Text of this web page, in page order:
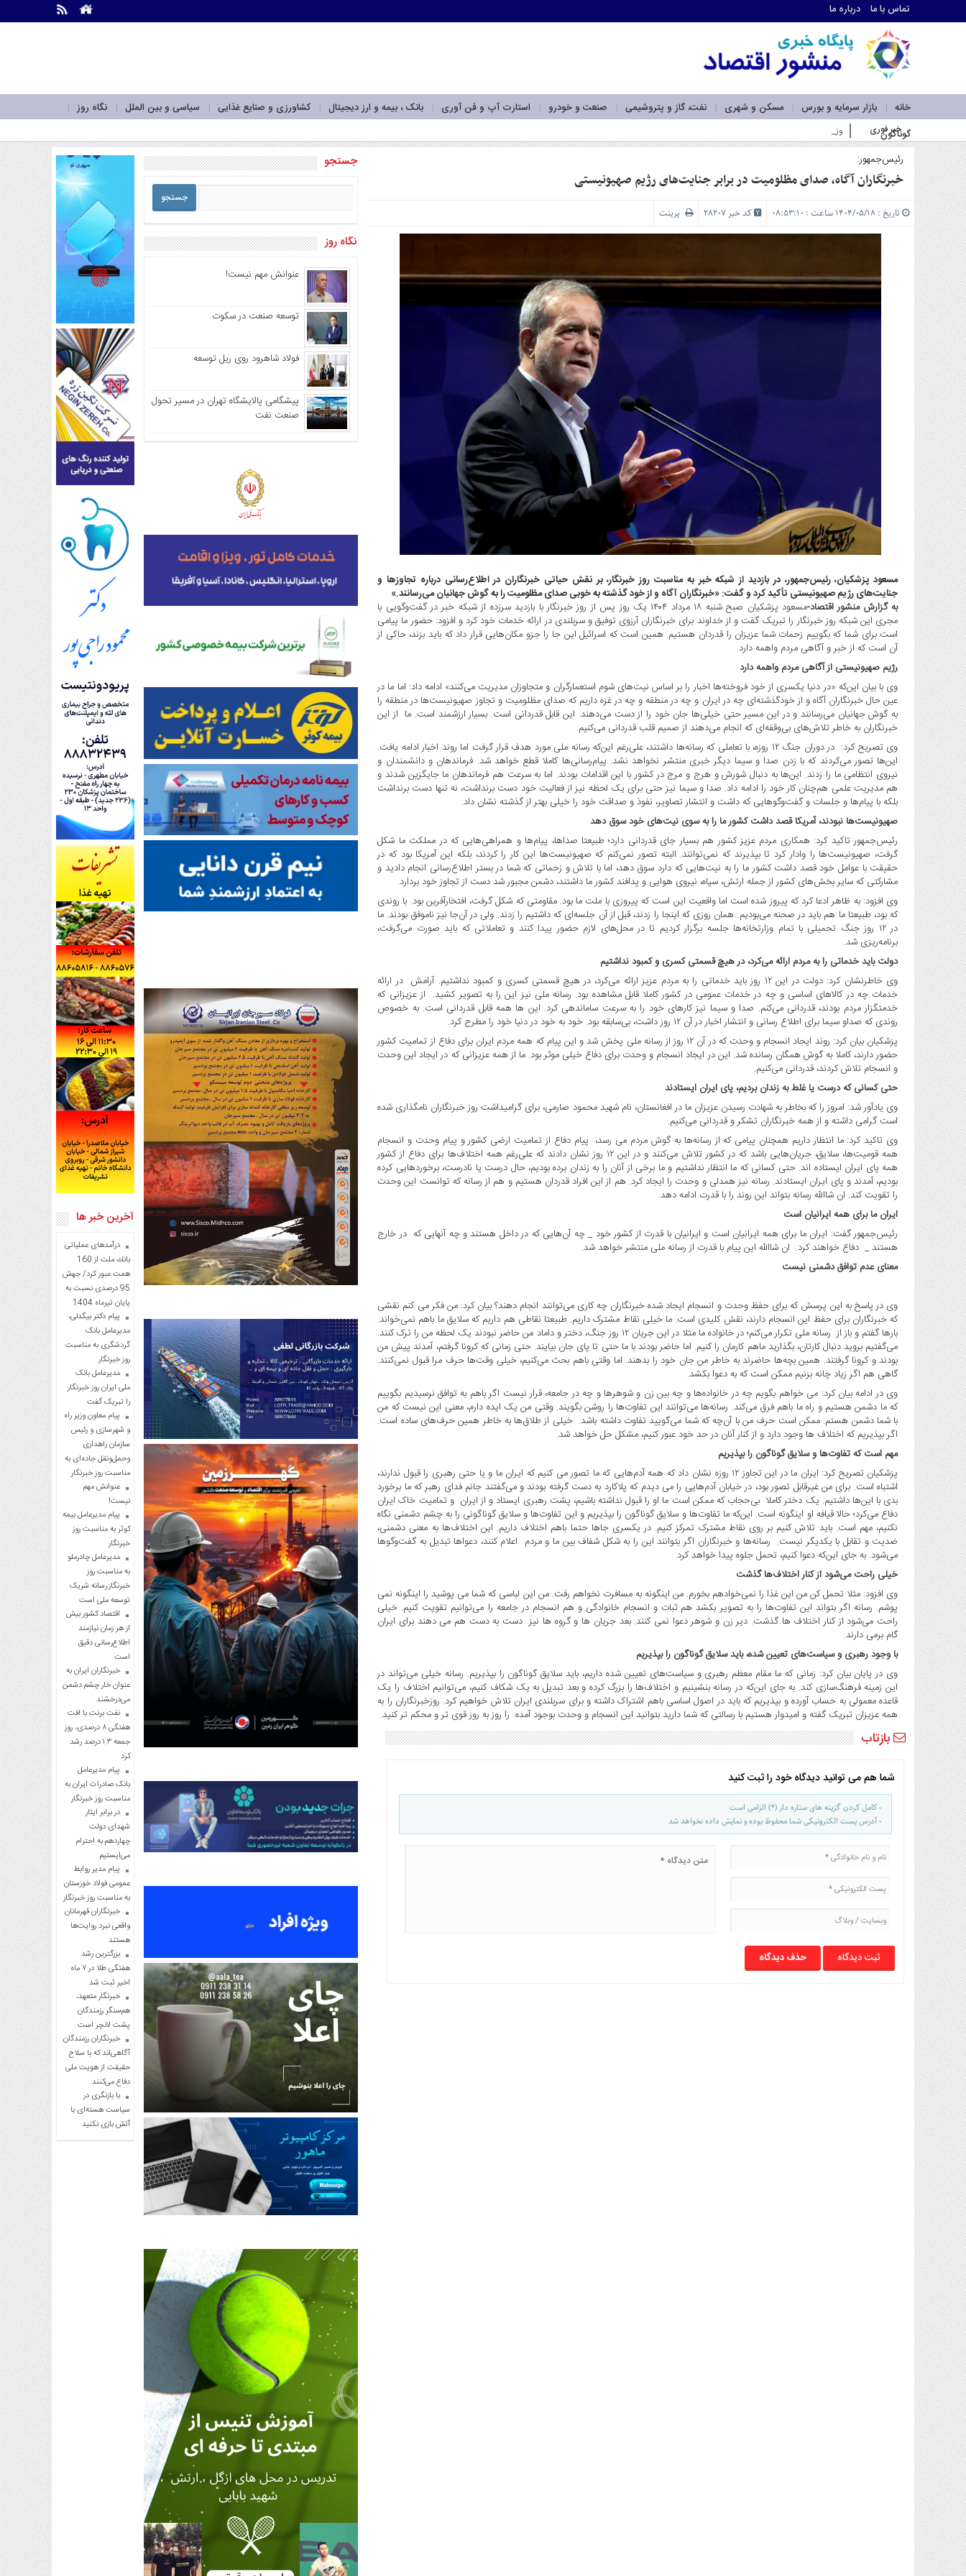
تماس با ما درباره ما
خانه بازار سرمایه و بورس مسکن و شهری نفت، گاز و پتروشیمی صنعت و خودرو استارت آپ و فن آوری بانک ، بیمه و ارز دیجیتال کشاورزی و صنایع غذایی سیاسی و بین الملل
نگاه روز
گوناگون
ما
درباره
سرویس
ها
خانه
بازار
سرمایه
و
بورس
مسکن
و
شهری
نفت،
گاز
و
پتروشیمی
صنعت
و
خودرو
استارت
آپ
و
فن
آوری
بانک
،
بیمه
و
ارز
دیجیتال
کشاورزی
و
صنایع
غذایی
سیاسی
و
بین
الملل
نگاه
روز
گوناگون
خبر فوری وزیر صمت بر گسترش همکاری‌های اقتصادی تهران و اسلام‌آباد تأکید کرد _
رئیس‌جمهور:
خبرنگاران آگاه، صدای مظلومیت در برابر جنایت‌های رژیم صهیونیستی
تاریخ : ۱۴۰۴/۰۵/۱۸ ساعت : ۰۸:۵۳:۱۰ کد خبر 28207 پرینت
مسعود پزشکیان، رئیس‌جمهور، در بازدید از شبکه خبر به مناسبت روز خبرنگار، بر نقش حیاتی خبرنگاران در اطلاع‌رسانی درباره تجاوزها و
جنایت‌های رژیم صهیونیستی تأکید کرد و گفت: «خبرنگاران آگاه و از خود گذشته به خوبی صدای مظلومیت را به گوش جهانیان می‌رسانند.»
به گزارش منشور اقتصاد-
مسعود پزشکیان صبح شنبه ۱۸ مرداد ۱۴۰۴ یک روز پس از روز خبرنگار با بازدید سرزده از شبکه خبر در گفت‌وگویی با
مجری این شبکه روز خبرنگار را تبریک گفت و از خداوند برای خبرنگاران آرزوی توفیق و سربلندی در ارائه خدمات خود کرد و افزود: حضور ما پیامی
است برای شما که بگوییم زحمات شما عزیزان را قدردان هستیم. همین است که اسرائیل این جا را جزو مکان‌هایی قرار داد که باید بزند، حاکی از
آن است که از خبر و آگاهی مردم واهمه دارد.
رژیم صهیونیستی از آگاهی مردم واهمه دارد
وی با بیان این‌که «در دنیا یکسری از خود فروخته‌ها اخبار را بر اساس نیت‌های شوم استعمارگران و متجاوزان مدیریت می‌کنند» ادامه داد: اما ما در
عین حال خبرنگاران آگاه و از خودگذشته‌ای چه در ایران و چه در منطقه و چه در غزه داریم که صدای مظلومیت و تجاوز صهیونیست‌ها در منطقه را
به گوش جهانیان می‌رسانند و در این مسیر حتی خیلی‌ها جان خود را از دست می‌دهند. این قابل قدردانی است. بسیار ارزشمند است. ما از این
خبرنگاران به خاطر تلاش‌های بی‌وقفه‌ای که انجام می‌دهند از صمیم قلب قدردانی می‌کنیم.
وی تصریح کرد: در دوران جنگ ۱۲ روزه، با تعاملی که رسانه‌ها داشتند، علی‌رغم این‌که رسانه ملی مورد هدف قرار گرفت اما روند اخبار ادامه یافت.
این‌ها تصور می‌کردند که با زدن صدا و سیما دیگر خبری منتشر نخواهد نشد. پیام‌رسانی‌ها کاملا قطع خواهد شد. فرماندهان و دانشمندان و
نیروی انتظامی ما را زدند. این‌ها به دنبال شورش و هرج و مرج در کشور با این اقدامات بودند. اما به سرعت هم فرماندهان ما جایگزین شدند و
هم مدیریت علمی هم‌چنان کار خود را ادامه داد. صدا و سیما نیز حتی برای یک لحظه نیز از فعالیت خود دست برنداشت، نه تنها دست برنداشت
بلکه با پیام‌ها و جلسات و گفت‌وگوهایی که داشت و انتشار تصاویر، نفوذ و صداقت خود را خیلی بهتر از گذشته نشان داد.
صهیونیست‌ها نبودند، آمریکا قصد داشت کشور ما را به سوی نیت‌های خود سوق دهد
رئیس‌جمهور تاکید کرد: همکاری مردم عزیز کشور هم بسیار جای قدردانی دارد؛ طبیعتا صداها، پیام‌ها و همراهی‌هایی که در مملکت ما شکل
گرفت، صهیونیست‌ها را وادار کرد تا بپذیرند که نمی‌توانند. البته تصور نمی‌کنم که صهیونیست‌ها این کار را کردند، بلکه این آمریکا بود که در
حقیقت با عوامل خود قصد داشت کشور ما را به نیت‌هایی که دارد سوق دهد، اما با تلاش و زحماتی که شما در بستر اطلاع‌رسانی انجام دادید و
مشارکتی که سایر بخش‌های کشور از جمله ارتش، سپاه، نیروی هوایی و پدافند کشور ما داشتند، دشمن مجبور شد دست از تجاوز خود بردارد.
وی افزود: به ظاهر ادعا کرد که پیروز شده است اما واقعیت این است که پیروزی با ملت ما بود. مقاومتی که شکل گرفت، افتخارآفرین بود. با روندی
که بود، طبیعتا ما هم باید در صحنه می‌بودیم. همان روزی که اینجا را زدند، قبل از آن جلسه‌ای که داشتیم را زدند. ولی در آن‌جا نیز ناموفق بودند. ما
در ۱۲ روز جنگ تحمیلی با تمام وزارتخانه‌ها جلسه برگزار کردیم تا در محل‌های لازم حضور پیدا کنند و تعاملاتی که باید صورت می‌گرفت،
برنامه‌ریزی شد.
دولت باید خدماتی را به مردم ارائه می‌کرد، در هیچ قسمتی کسری و کمبود نداشتیم
وی خاطرنشان کرد: دولت در این ۱۲ روز باید خدماتی را به مردم عزیز ارائه می‌کرد، در هیچ قسمتی کسری و کمبود نداشتیم. آرامش در ارائه
خدمات چه در کالاهای اساسی و چه در خدمات عمومی در کشور کاملا قابل مشاهده بود. رسانه ملی نیز این را به تصویر کشید. از عزیزانی که
خدمتگزار مردم بودند، قدردانی می‌کنم. صدا و سیما نیز کارهای خود را به سرعت ساماندهی کرد. این ها همه قابل قدردانی است. به خصوص
روندی که صداو سیما برای اطلاع رسانی و انتشار اخبار در آن ۱۲ روز داشت، بی‌سابقه بود. خود به خود در دنیا خود را مطرح کرد.
پزشکیان بیان کرد: روند ایجاد انسجام و وحدت که در آن ۱۲ روز از رسانه ملی پخش شد و این پیام که همه مردم ایران برای دفاع از تمامیت کشور
حضور دارند، کاملا به گوش همگان رسانده شد. این در ایجاد انسجام و وحدت برای دفاع خیلی موثر بود. ما از همه عزیزانی که در ایجاد این وحدت
و انسجام تلاش کردند، قدردانی می‌کنیم.
حتی کسانی که درست یا غلط به زندان بردیم، پای ایران ایستادند
وی یادآور شد: امروز را که بخاطر به شهادت رسیدن عزیزان ما در افغانستان، نام شهید محمود صارمی، برای گرامیداشت روز خبرنگاران نامگذاری شده
است گرامی داشته و از همه خبرنگاران تشکر و قدردانی می‌کنیم.
وی تاکید کرد: ما انتظار داریم همچنان پیامی که از رسانه‌ها به گوش مردم می رسد، پیام دفاع از تمامیت ارضی کشور و پیام وحدت و انسجام
همه قومیت‌ها، سلایق، جریان‌هایی باشد که در کشور تلاش می‌کنند و در این ۱۲ روز نشان دادند که علی‌رغم همه اختلاف‌ها برای دفاع از کشور
همه پای ایران ایستاده اند. حتی کسانی که ما انتظار نداشتیم و ما برخی از آنان را به زندان برده بودیم، حال درست یا نادرست، برخوردهایی کرده
بودیم، آمدند و پای ایران ایستادند. رسانه نیز همدلی و وحدت را ایجاد کرد. هم از این افراد قدردان هستیم و هم از رسانه که توانست این وحدت
را تقویت کند. ان شاالله رسانه بتواند این روند را با قدرت ادامه دهد.
ایران ما برای همه ایرانیان است
رئیس‌جمهور گفت: ایران ما برای همه ایرانیان است و ایرانیان با قدرت از کشور خود _ چه آن‌هایی که در داخل هستند و چه آنهایی که در خارج
هستند _ دفاع خواهند کرد. ان شاالله این پیام با قدرت از رسانه ملی منتشر خواهد شد.
معنای عدم توافق دشمنی نیست
وی در پاسخ به این پرسش که برای حفظ وحدت و انسجام ایجاد شده خبرنگاران چه کاری می‌توانند انجام دهند؟ بیان کرد: من فکر می کنم نقشی
که خبرنگاران برای حفظ این انسجام دارند، نقش کلیدی است. ما خیلی نقاط مشترک داریم. طبیعتا نقاطی هم داریم که سلایق ما باهم نمی‌خواند.
بارها گفتم و باز از رسانه ملی تکرار می‌کنم؛ در خانواده ما مثلا در این جریان ۱۲ روز جنگ، دختر و داماد من حاضر نبودند یک لحظه من را ترک کنند.
می‌گفتیم بروید دنبال کارتان، بگذارید ماهم کارمان را کنیم. اما حاضر بودند با ما حتی تا پای جان بیایند. حتی زمانی که کرونا گرفتم، آمدند پیش من
بودند و کرونا گرفتند. همین بچه‌ها حاضرند به خاطر من جان خود را بدهند. اما وقتی باهم بحث می‌کنیم، خیلی وقت‌ها حرف مرا قبول نمی‌کنند.
گاهی هم اگر زیاد چانه بزنیم ممکن است که به دعوا بکشد.
وی در ادامه بیان کرد: می خواهم بگویم چه در خانواده‌ها و چه بین زن و شوهرها و چه در جامعه، قرار نیست اگر باهم به توافق نرسیدیم بگوییم
که ما دشمن هستیم و راه ما باهم فرق می‌کند. رسانه‌ها می‌توانند این تفاوت‌ها را روشن بگویند. وقتی من یک ایده دارم، معنی این نیست که من
با شما دشمن هستم. ممکن است حرف من با آن‌چه که شما می‌گویید تفاوت داشته باشد. خیلی از طلاق‌ها به خاطر همین حرف‌های ساده است.
اگر بپذیریم که اختلاف ها وجود دارد و از کنار آنان در حد خود عبور کنیم، مشکل حل خواهد شد.
مهم است که تفاوت‌ها و سلایق گوناگون را بپذیریم
پزشکیان تصریح کرد: ایران ما در این تجاوز ۱۲ روزه نشان داد که همه آدم‌هایی که ما تصور می کنیم که ایران ما و یا حتی رهبری را قبول ندارند،
اشتباه است. برای من غیرقابل تصور بود، در خیابان آدم‌هایی را می دیدم که پلاکارد به دست گرفته بودند و می‌گفتند جانم فدای رهبر که ما برخورد
بدی با این‌ها داشتیم. یک دختر کاملا بی‌حجاب که ممکن است ما او را قبول نداشته باشیم، پشت رهبری ایستاد و از ایران و تمامیت خاک ایران
دفاع می‌کرد؛ حالا قیافه او اینگونه است. این‌که ما تفاوت‌ها و سلایق گوناگون را بپذیریم و این تفاوت‌ها و سلایق گوناگونی را به چشم دشمنی نگاه
نکنیم، مهم است. باید تلاش کنیم بر روی نقاط مشترک تمرکز کنیم. در یکسری جاها حتما باهم اختلاف داریم. این اختلاف‌ها به معنی دشمنی،
ضدیت و تقابل با یکدیگر نیست. رسانه‌ها و خبرنگاران اگر بتوانند این را به شکل شفاف بین ما و مردم اعلام کنند، دعواها تبدیل به گفت‌وگوها
می‌شود. به جای این‌که دعوا کنیم، تحمل جلوه پیدا خواهد کرد.
خیلی راحت می‌شود از کنار اختلاف‌ها گذشت
وی افزود: مثلا تحمل کن من این غذا را نمی‌خوادهم بخورم. من اینگونه به مسافرت نخواهم رفت. من این لباسی که شما می پوشید را اینگونه نمی
پوشم. رسانه اگر بتواند این تفاوت‌ها را به تصویر بکشد هم ثبات و انسجام خانوادگی و هم انسجام در جامعه را می‌توانیم تقویت کنیم. خیلی
راحت می‌شود از کنار اختلاف ها گذشت. دیر زن و شوهر دعوا نمی کنند. بعد جریان ها و گروه ها نیز دست به دست هم می دهند برای ایران
گام برمی دارند.
با وجود رهبری و سیاست‌های تعیین شده، باید سلایق گوناگون را بپذیریم
وی در پایان بیان کرد: زمانی که ما مقام معظم رهبری و سیاست‌های تعیین شده داریم، باید سلایق گوناگون را بپذیریم. رسانه خیلی می‌تواند در
این زمینه فرهنگ‌سازی کند. به جای این‌که در رسانه بنشینیم و اختلاف‌ها را بزرگ کرده و بعد تبدیل به یک شکاف کنیم، می‌توانیم اختلاف را یک
قاعده معمولی به حساب آورده و بپذیریم که باید در اصول اساسی باهم اشتراک داشته و برای سربلندی ایران تلاش خواهیم کرد. روزخبرنگاران را به
همه عزیزان تبریک گفته و امیدوار هستیم با رسالتی که شما دارید بتوانید این انسجام و وحدت بوجود آمده را روز به روز قوی تر و محکم تر کنید.
بازتاب
شما هم می توانید دیدگاه خود را ثبت کنید
- کامل کردن گزینه های ستاره دار (*) الزامی است
- آدرس پست الکترونیکی شما محفوظ بوده و نمایش داده نخواهد شد
حذف دیدگاه
جستجو
نگاه روز
عنوانش مهم نیست!
توسعه صنعت در سکوت
فولاد شاهرود روی ریل توسعه
پیشگامی پالایشگاه تهران در مسیر تحول
صنعت نفت
آخرین خبر ها
درآمدهای عملیاتی
بانك ملت از 160
همت عبور كرد/ جهش
95 درصدی نسبت به
پایان تیرماه 1404
پیام دکتر بیگدلی،
مدیرعامل بانک
گردشگری به مناسبت
روز خبرنگار
مدیرعامل بانک
ملی ایران روز خبرنگار
را تبریک گفت
پیام معاون وزیر راه
و شهرسازی و رئیس
سازمان راهداری
وحمل‌ونقل جاده‌ای به
مناسبت روز خبرنگار
عنوانش مهم
نیست!
پیام مدیرعامل بیمه
کوثر به مناسبت روز
خبرنگار
مدیرعامل چادرملو
به مناسبت روز
خبرنگار:رسانه شریک
توسعه ملی است
اقتصاد کشور بیش
از هر زمان نیازمند
اطلاع‌رسانی دقیق
است
خبرنگاران ایران به
عنوان خار چشم دشمن
می‌درخشند
نفت برنت با افت
هفتگی ۸ درصدی، روز
جمعه ۱.۳ درصد رشد
کرد
پیام مدیرعامل
بانک صادرات ایران به
مناسبت روز خبرنگار
در برابر ایثار
شهدای دولت
چهاردهم به احترام
می‌ایستیم
پیام مدیر روابط
عمومی فولاد خوزستان
به مناسبت روز خبرنگار
خبرنگاران قهرمانان
واقعی نبرد روایت‌ها
هستند
بزرگترین رشد
هفتگی طلا در ۷ ماه
اخیر ثبت شد
خبرنگار متعهد،
هم‌سنگر رزمندگان
پشت لانچر است
خبرنگاران رزمندگان
آگاهی‌اند که با سلاح
حقیقت از هویت ملی
دفاع می‌کنند
با بازنگری در
سیاست هسته‌ای با
آتش بازی نکنید